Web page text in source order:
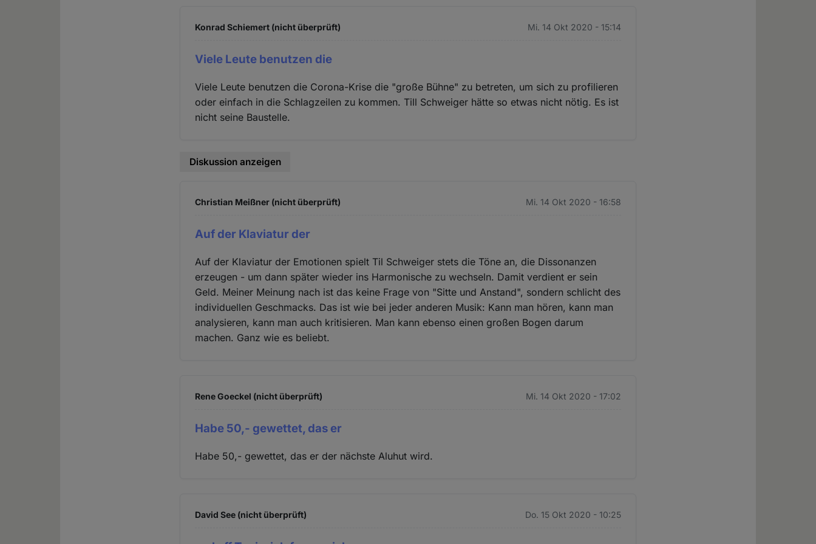
Konrad Schiemert (nicht überprüft) Mi. 14 Okt 2020 - 15:14
Viele Leute benutzen die
Viele Leute benutzen die Corona-Krise die "große Bühne" zu betreten, um sich zu profilieren
oder einfach in die Schlagzeilen zu kommen. Till Schweiger hätte so etwas nicht nötig. Es ist
nicht seine Baustelle.
Diskussion anzeigen
Christian Meißner (nicht überprüft) Mi. 14 Okt 2020 - 16:58
Auf der Klaviatur der
Auf der Klaviatur der Emotionen spielt Til Schweiger stets die Töne an, die Dissonanzen
erzeugen - um dann später wieder ins Harmonische zu wechseln. Damit verdient er sein
Geld. Meiner Meinung nach ist das keine Frage von "Sitte und Anstand", sondern schlicht des
individuellen Geschmacks. Das ist wie bei jeder anderen Musik: Kann man hören, kann man
analysieren, kann man auch kritisieren. Man kann ebenso einen großen Bogen darum
machen. Ganz wie es beliebt.
Rene Goeckel (nicht überprüft) Mi. 14 Okt 2020 - 17:02
Habe 50,- gewettet, das er
Habe 50,- gewettet, das er der nächste Aluhut wird.
David See (nicht überprüft) Do. 15 Okt 2020 - 10:25